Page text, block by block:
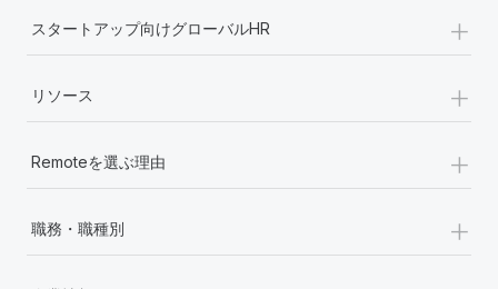
スタートアップ向けグローバルHR +
リソース +
Remoteを選ぶ理由 +
職務・職種別 +